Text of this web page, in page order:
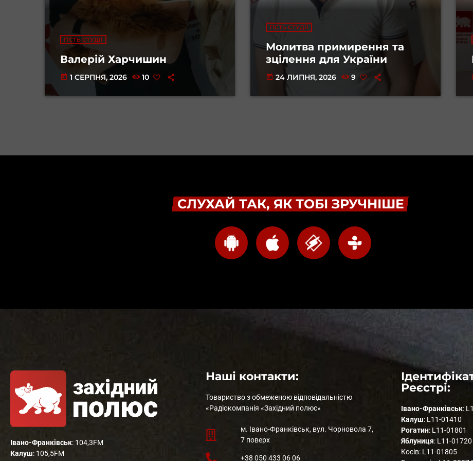
ГІСТЬ СТУДІЇ
Валерій Харчишин
today 1 СЕРПНЯ, 2026 10
ГІСТЬ СТУДІЇ
Молитва примирення та
зцілення для України
today 24 ЛИПНЯ, 2026 9
СЛУХАЙ ТАК, ЯК ТОБІ ЗРУЧНІШЕ
Івано-Франківськ: 104,3FM
Калуш: 105,5FM
Наші контакти:
Товариство з обмеженою відповідальністю
«Радіокомпанія «Західний полюс»
м. Івано-Франківськ, вул. Чорновола 7,
7 поверх
+38 050 433 06 06
Реєстрі:
Івано-Франківськ:
Калуш: L11-01410
Рогатин: L11-01801
Яблуниця: L11-01720
Косів: L11-01805